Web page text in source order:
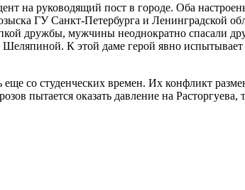
на руководящий пост в городе. Оба
ГУ Санкт-Петербурга и Ленинградской
дружбы, мужчины неоднократно спасали
К этой даме герой явно
со студенческих времен. Их конфликт
пытается оказать давление на Расторгуева,